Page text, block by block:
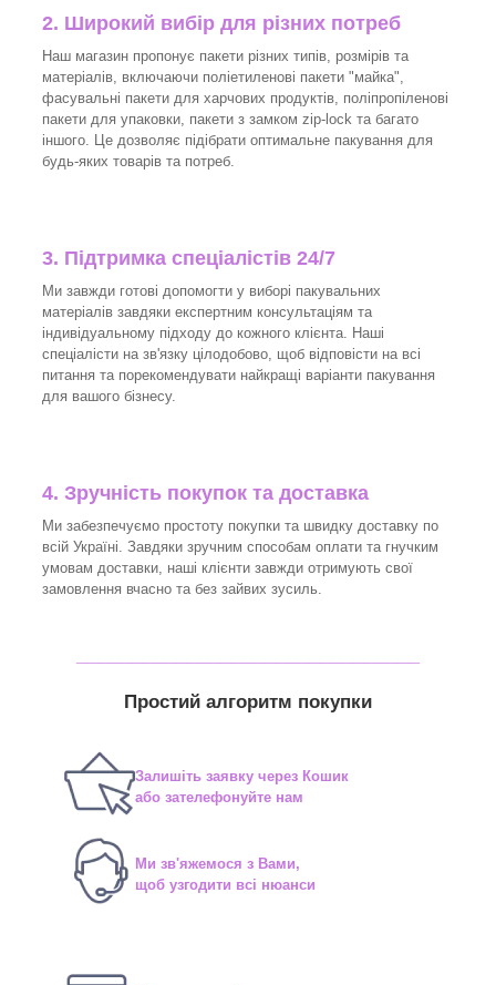
2. Широкий вибір для різних потреб
Наш магазин пропонує пакети різних типів, розмірів та
матеріалів, включаючи поліетиленові пакети "майка",
фасувальні пакети для харчових продуктів, поліпропіленові
пакети для упаковки, пакети з замком zip-lock та багато
іншого. Це дозволяє підібрати оптимальне пакування для
будь-яких товарів та потреб.
3. Підтримка спеціалістів 24/7
Ми завжди готові допомогти у виборі пакувальних
матеріалів завдяки експертним консультаціям та
індивідуальному підходу до кожного клієнта. Наші
спеціалісти на зв'язку цілодобово, щоб відповісти на всі
питання та порекомендувати найкращі варіанти пакування
для вашого бізнесу.
4. Зручність покупок та доставка
Ми забезпечуємо простоту покупки та швидку доставку по
всій Україні. Завдяки зручним способам оплати та гнучким
умовам доставки, наші клієнти завжди отримують свої
замовлення вчасно та без зайвих зусиль.
Простий алгоритм покупки
Залишіть заявку через Кошик
або зателефонуйте нам
Ми зв'яжемося з Вами,
щоб узгодити всі нюанси